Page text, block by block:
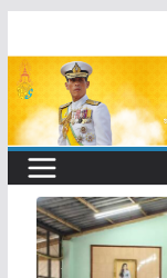
to
content